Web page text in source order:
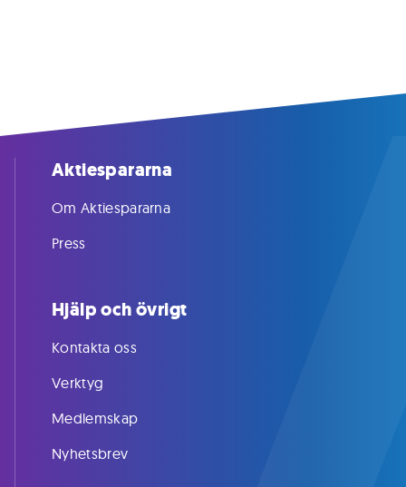
Aktiespararna
Om Aktiespararna
Press
Hjälp och övrigt
Kontakta oss
Verktyg
Medlemskap
Nyhetsbrev